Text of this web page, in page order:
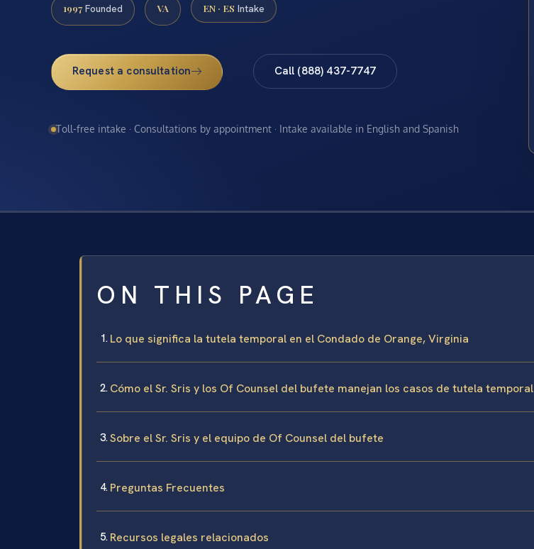
1997 Founded VA EN · ES Intake
Request a consultation Call (888) 437-7747
Toll-free intake · Consultations by appointment · Intake available in English and Spanish
ON THIS PAGE
Lo que significa la tutela temporal en el Condado de Orange, Virginia
Cómo el Sr. Sris y los Of Counsel del bufete manejan los casos de tutela temporal
Sobre el Sr. Sris y el equipo de Of Counsel del bufete
Preguntas Frecuentes
Recursos legales relacionados